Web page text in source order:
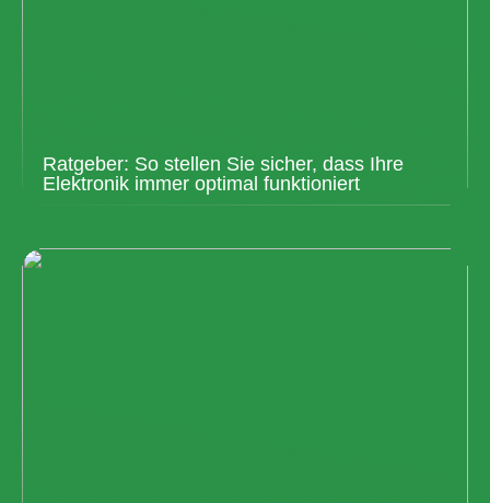
Ratgeber: So stellen Sie sicher, dass Ihre
Elektronik immer optimal funktioniert